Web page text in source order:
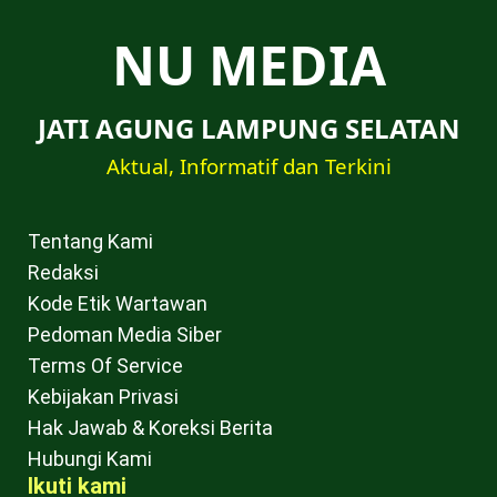
NU MEDIA
JATI AGUNG LAMPUNG SELATAN
Aktual, Informatif dan Terkini
Tentang Kami
Redaksi
Kode Etik Wartawan
Pedoman Media Siber
Terms Of Service
Kebijakan Privasi
Hak Jawab & Koreksi Berita
Hubungi Kami
Ikuti kami